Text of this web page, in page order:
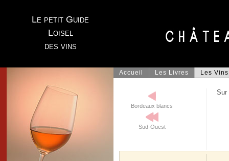
Le petit Guide
Loisel
des vins
Accueil Les Livres Les Vins
Bordeaux blancs
Sud-Ouest
Sur